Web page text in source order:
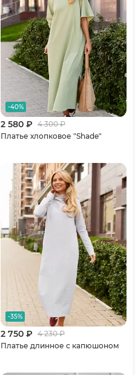
-40%
2 580 ₽ 4 300₽
Платье хлопковое "Shade"
-35%
2 750 ₽ 4 230₽
Платье длинное с капюшоном